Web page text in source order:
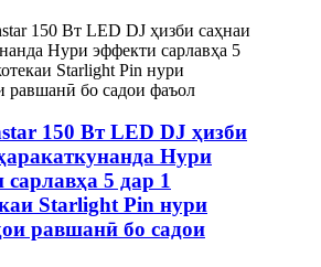
150 Вт LED DJ ҳизби
Нури
сарлавҳа 5 дар 1
Starlight Pin нури
равшанӣ бо садои